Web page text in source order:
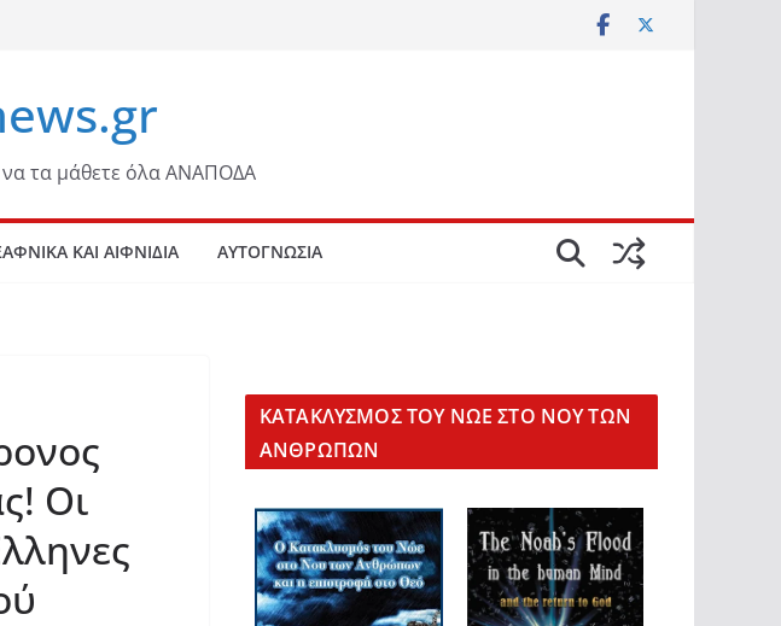
να τα μάθετε όλα ΑΝΑΠΟΔΑ
ΚΑΙ ΑΙΦΝΙΔΙΑ ΑΥΤΟΓΝΩΣΙΑ
Οι
KΑΤΑΚΛΥΣΜΟΣ ΤΟΥ ΝΩΕ ΣΤΟ ΝΟΥ ΤΩΝ
ΑΝΘΡΩΠΩΝ